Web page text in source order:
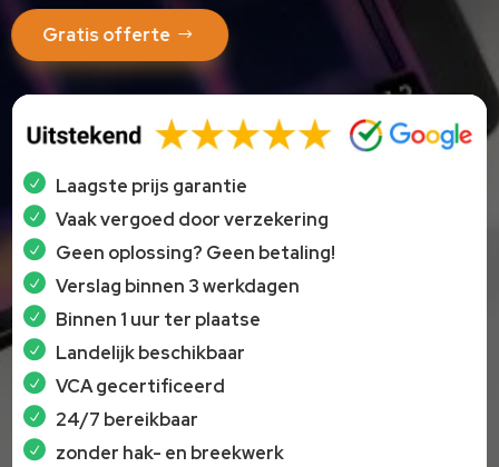
Gratis offerte
Laagste prijs garantie
Vaak vergoed door verzekering
Geen oplossing? Geen betaling!
Verslag binnen 3 werkdagen
Binnen 1 uur ter plaatse
Landelijk beschikbaar
VCA gecertificeerd
24/7 bereikbaar
zonder hak- en breekwerk